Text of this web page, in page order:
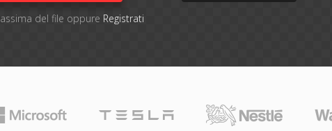
del file oppure Registrati